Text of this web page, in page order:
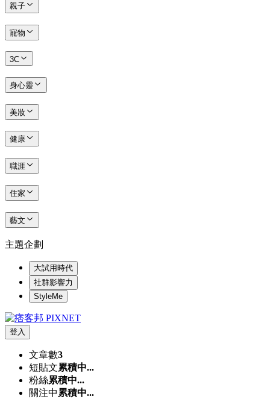
親子
寵物
3C
身心靈
美妝
健康
職涯
住家
藝文
主題企劃
大試用時代
社群影響力
StyleMe
登入
文章數3
短貼文累積中...
粉絲累積中...
關注中 累積中...